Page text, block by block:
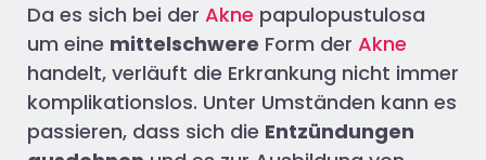
Da es sich bei der Akne papulopustulosa
um eine mittelschwere Form der Akne
handelt, verläuft die Erkrankung nicht immer
komplikationslos. Unter Umständen kann es
passieren, dass sich die Entzündungen